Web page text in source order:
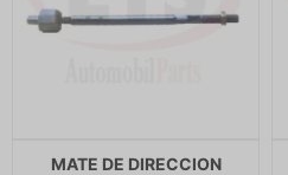
MATE DE DIRECCION